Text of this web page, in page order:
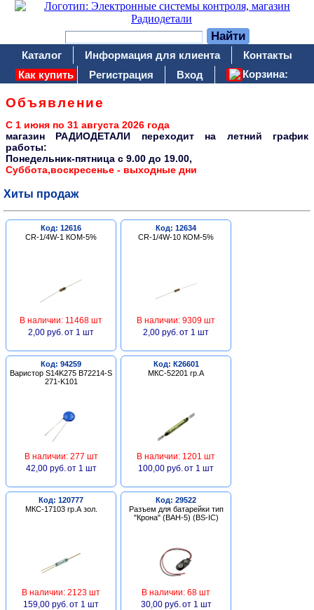
Каталог Информация для клиента
Контакты
Как купить
Регистрация Вход Корзина:
Объявление
С 1 июня по 31 августа 2026 года
магазин РАДИОДЕТАЛИ переходит на летний график
работы:
Понедельник-пятница c 9.00 до 19.00,
Суббота,воскресенье - выходные дни
Хиты продаж
Код: 12616
CR-1/4W-1 КОМ-5%
В наличии: 11468 шт
2,00 руб. от 1 шт
Код: 12634
CR-1/4W-10 КОМ-5%
В наличии: 9309 шт
2,00 руб. от 1 шт
Код: 94259
Варистор S14K275 B72214-S
271-K101
В наличии: 277 шт
42,00 руб. от 1 шт
Код: К26601
МКС-52201 гр.А
В наличии: 1201 шт
100,00 руб. от 1 шт
Код: 120777
МКС-17103 гр.А зол.
В наличии: 2123 шт
159,00 руб. от 1 шт
Код: 29522
Разъем для батарейки тип
"Крона" (BAH-5) (BS-IC)
В наличии: 68 шт
30,00 руб. от 1 шт